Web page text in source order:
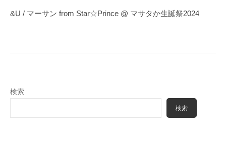
ゲ
&U / マーサン from Star☆Prince @ マサタか生誕祭2024
検索
検索